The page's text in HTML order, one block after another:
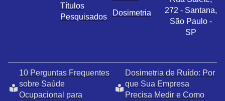
Títulos
Pesquisados
Dosimetria
272 - Santana,
São Paulo -
SP
10 Perguntas Frequentes
sobre Saúde
Ocupacional para
Dosimetria de Ruído: Por
que Sua Empresa
Precisa Medir e Como